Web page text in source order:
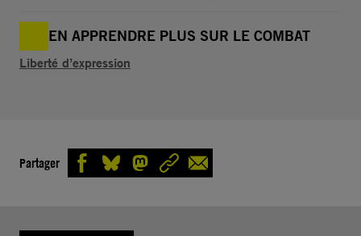
EN APPRENDRE PLUS SUR LE COMBAT
Liberté d’expression
Partager